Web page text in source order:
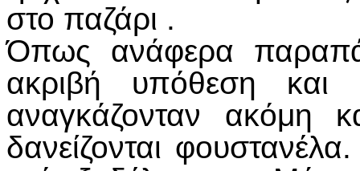
στο παζάρι .
Όπως ανάφερα
ακριβή υπόθεση και
αναγκάζονταν ακόμη
δανείζονται